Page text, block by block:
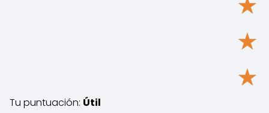
★
★
Tu puntuación: Útil